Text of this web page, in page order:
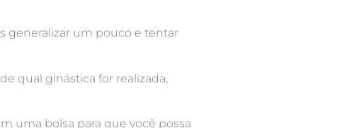
generalizar um pouco e tentar
qual ginástica for realizada,
uma bolsa para que você possa